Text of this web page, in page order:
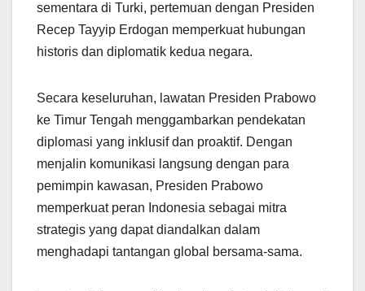
sementara di Turki, pertemuan dengan Presiden
Recep Tayyip Erdogan memperkuat hubungan
historis dan diplomatik kedua negara.
Secara keseluruhan, lawatan Presiden Prabowo
ke Timur Tengah menggambarkan pendekatan
diplomasi yang inklusif dan proaktif. Dengan
menjalin komunikasi langsung dengan para
pemimpin kawasan, Presiden Prabowo
memperkuat peran Indonesia sebagai mitra
strategis yang dapat diandalkan dalam
menghadapi tantangan global bersama-sama.